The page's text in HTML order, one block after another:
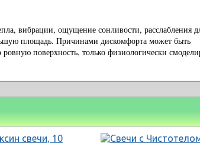
вибрации, ощущение сонливости, расслабления
площадь. Причинами дискомфорта может быть
поверхность, только физиологически